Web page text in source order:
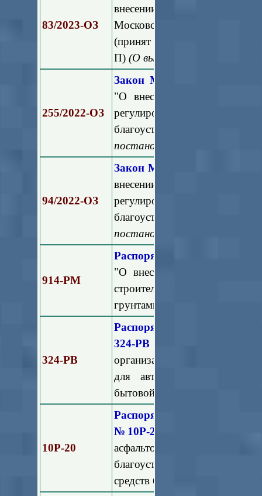
83/2023-ОЗ
внесении изменений в
Московской области об
(принят постановлением
П) (О выгуле и содержании
255/2022-ОЗ
Закон Московской
"О внесении изменения в
регулировании
благоустройства в
постановлением
94/2022-ОЗ
Закон Московской области
внесении изменений в
регулировании
благоустройства в
постановлением
914-РМ
Распоряжение
"О внесении изменений в
строительства, сноса
грунтами, на территории
324-РВ
Распоряжение
324-РВ
организации экопункта на
для автоматического
бытовой химии в обмен на
10Р-20
Распоряжение
№10Р-20
асфальтового
благоустройства
средств бюджета Московской